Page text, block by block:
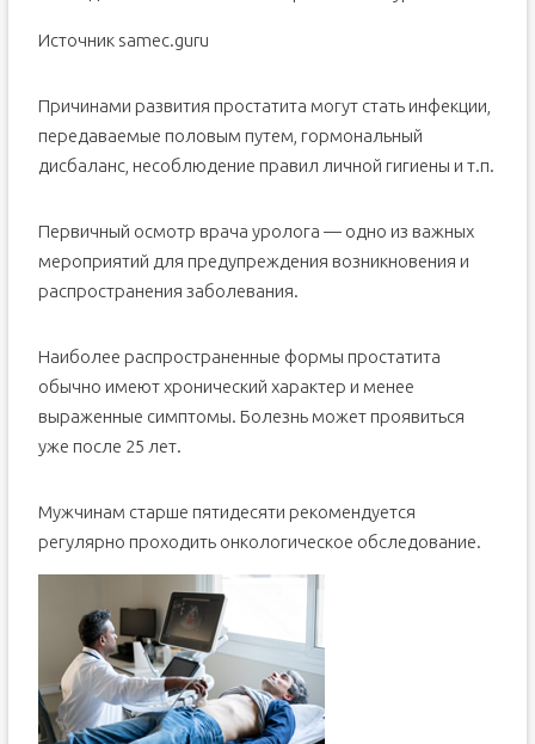
Источник samec.guru
Причинами развития простатита могут стать инфекции,
передаваемые половым путем, гормональный
дисбаланс, несоблюдение правил личной гигиены и т.п.
Первичный осмотр врача уролога — одно из важных
мероприятий для предупреждения возникновения и
распространения заболевания.
Наиболее распространенные формы простатита
обычно имеют хронический характер и менее
выраженные симптомы. Болезнь может проявиться
уже после 25 лет.
Мужчинам старше пятидесяти рекомендуется
регулярно проходить онкологическое обследование.